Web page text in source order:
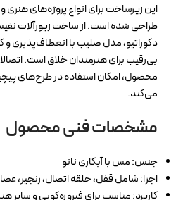
این زیرساخت برای انواع پروژه‌های هنری و
طراحی شده است. از ساخت زیورآلات
دکوراتیو، مدل صلیب با انعطاف‌پذیری و
بی‌رقیب برای هنرمندان خلاق است.
محصول، امکان استفاده در طرح‌های
می‌کند.
مشخصات فنی محصول
جنس: مس با آبکاری نانو
اجزا: شامل قفل، حلقه اتصال، زنجیر،
کاربرد: مناسب برای فیروزه‌کوبی و سایر